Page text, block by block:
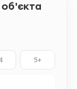
об'єкта
5+